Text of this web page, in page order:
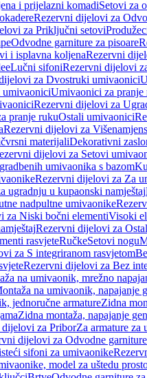
i prijelazni komadiSetovi za
Rezervni dijelovi za
za Priključni setovi
Odvodne garniture za pisoare
i isplavna koljenaRezervni
Lučni sifoniRezervni dijelovi
za Dvostruki umivaonici
Umivaonici za pranje
Rezervni dijelovi za
pranje rukuOstali umivaonici
Rezervni dijelovi za
materijaliDekorativni
dijelovi za Setovi
umivaonika s bazom
Rezervni dijelovi za Za
ugradnju u kupaonski namještaj
nadpultne umivaonike
za Niski bočni elementiVisoki
Rezervni dijelovi za
rasvjeteRučkeSetovi nogu
za S integriranom rasvjetom
Rezervni dijelovi za Bez
na umivaonik, mrežno
na umivaonik, napajanje
jednoručne armatureZidna
Zidna montaža, napajanje
za PriborZa armature za
dijelovi za Odvodne
sifoni za umivaonike
model za uštedu